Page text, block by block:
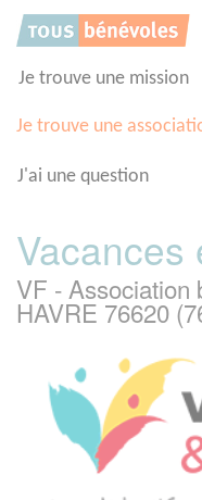
Je trouve une mission
Je trouve une
J'ai une question
Vacances
VF - Association
HAVRE 76620
Panneau de gestion des